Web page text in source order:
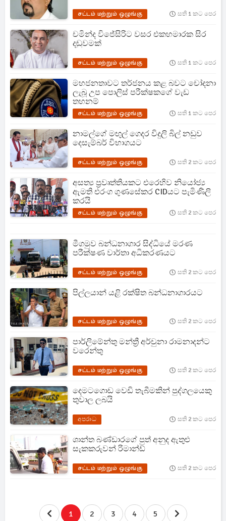
சட்டம் மற்றும் ஒழுங்கு සති 1 කට පෙර
චමින්ද විජේසිරිට වසර එකහමාරක සිර
දඬුවමක්
சட்டம் மற்றும் ஒழுங்கு සති 1 කට පෙර
මහජනතාවට තර්ජනය කළ බවට චෝදනා
ලැබූ උප පොලිස් පරීක්ෂකගේ වැඩ
තහනම්
சட்டம் மற்றும் ஒழுங்கு සති 1 කට පෙර
නාමල්ගේ මඟුල් ගෙදර විදුලි බිල් නඩුව
දෙසැම්බර් විභාගයට
சட்டம் மற்றும் ஒழுங்கு සති 2 කට පෙර
අසත්‍ය ප්‍රවෘත්තියකට එරෙහිව නියෝජ්‍ය
ඇමති එරංග ගුණසේකර CIDයට පැමිණිලි
කරයි
சட்டம் மற்றும் ஒழுங்கு සති 2 කට පෙර
මීගමුව බන්ධනාගාර සිද්ධියේ මරණ
පරීක්ෂණ වාර්තා අධිකරණයට
சட்டம் மற்றும் ஒழுங்கு සති 2 කට පෙර
පිල්ලයාන් යළි රක්ෂිත බන්ධනාගාරයට
சட்டம் மற்றும் ஒழுங்கு සති 2 කට පෙර
පාර්ලිමේන්තු මන්ත්‍රී අර්චුනා රාමනාදන්ට
වරෙන්තු
சட்டம் மற்றும் ஒழுங்கு සති 2 කට පෙර
දෙමටගොඩ වෙඩි තැබීමකින් පුද්ගලයෙකු
තුවාල ලබයි
අපරාධ සති 2 කට පෙර
ශාන්ත බණ්ඩාරගේ පුත් අනුද ඇතුළු
සැකකරුවන් රිමාන්ඩ්
சட்டம் மற்றும் ஒழுங்கு සති 2 කට පෙර
1 2 3 4 5